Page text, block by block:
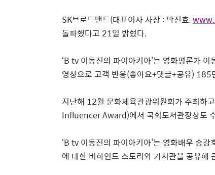
SK브로드밴드(대표이사 사장 : 박진효,
돌파했다고 21일 밝혔다.
‘B tv 이동진의 파이아키아’는 영화평론가 이
영상으로 고객 반응(좋아요+댓글+공유) 185
지난해 12월 문화체육관광위원회가주최하고
Influencer Award)에서 국회도서관장상도
‘B tv 이동진의 파이아키아’는 영화배우 송강
에 대한 비하인드 스토리와 가치관을 공유해